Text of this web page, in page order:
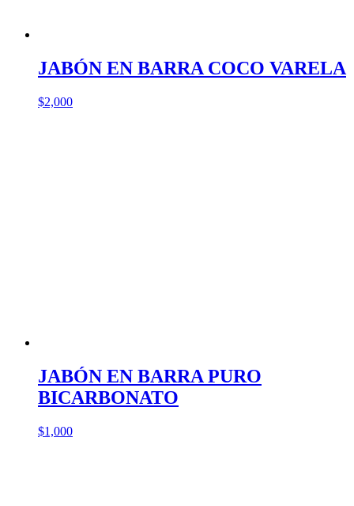
JABÓN EN BARRA COCO VARELA
$2,000
JABÓN EN BARRA PURO
BICARBONATO
$1,000